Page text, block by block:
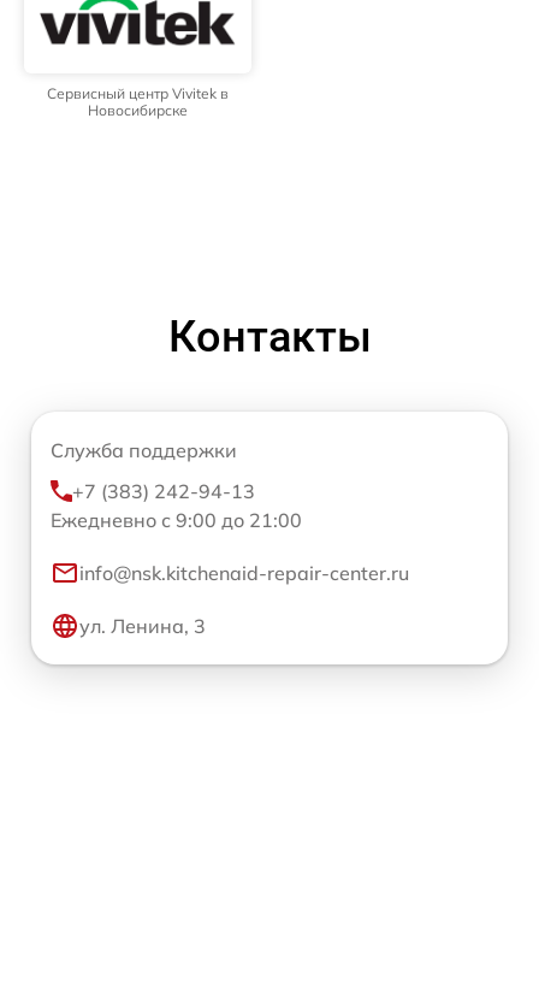
Сервисный центр Vivitek в
Новосибирске
Контакты
Служба поддержки
+7 (383) 242-94-13
Ежедневно с 9:00 до 21:00
info@nsk.kitchenaid-repair-center.ru
ул. Ленина, 3